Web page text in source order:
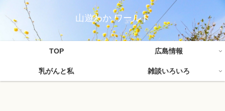
山遊わか ワールド
TOP 広島情報
乳がんと私 雑談いろいろ